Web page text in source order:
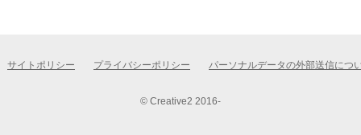
サイトポリシー プライバシーポリシー パーソナルデータの外部送信につ
© Creative2 2016-